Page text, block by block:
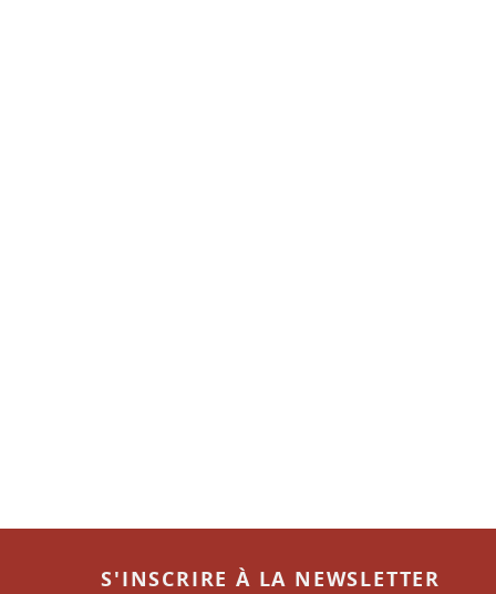
S'INSCRIRE À LA NEWSLETTER